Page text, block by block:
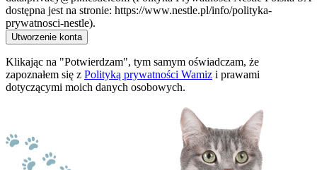
dostępna jest na stronie: https://www.nestle.pl/info/polityka-
prywatnosci-nestle).
Utworzenie konta
Klikając na "Potwierdzam", tym samym oświadczam, że
zapoznałem się z Polityką prywatności Wamiz i prawami
dotyczącymi moich danych osobowych.